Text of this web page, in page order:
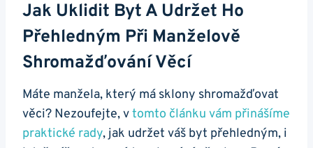
Jak Uklidit Byt A Udržet Ho
Přehledným Při Manželově
Shromažďování Věcí
Máte manžela, který má sklony shromažďovat
věci? Nezoufejte, vtomto článku vám přinášíme
praktické rady, jak udržet váš byt přehledným, i